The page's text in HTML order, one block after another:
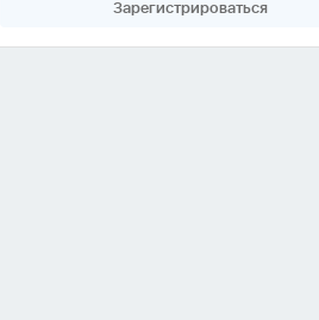
Зарегистрироваться